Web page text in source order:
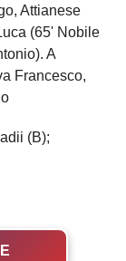
Attianese
(65' Nobile
A
Francesco,
(B);